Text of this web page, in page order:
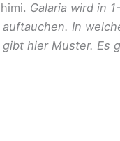
Galaria wird in
In
gibt hier Muster. Es